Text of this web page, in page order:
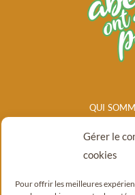
Gérer le
cookies
Pour offrir les meilleures
QUI
POINTS DE
BLOG